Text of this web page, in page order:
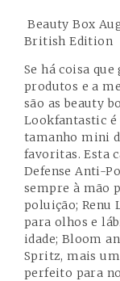
Beauty Box
British Edition
Se há coisa
produtos e a
são as beauty
Lookfantastic
tamanho mini
favoritas. Esta
Defense Anti-
sempre à mão
poluição; Renu
para olhos e
idade; Bloom
Spritz, mais
perfeito para